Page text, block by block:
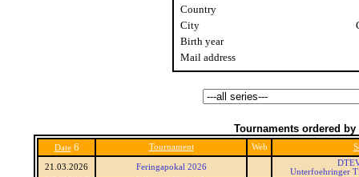
Country
City
Birth year
Mail address
Tournaments ordered by
Date 6 Tournament Web
21.03.2026 Feringapokal 2026
Unterfoehringer